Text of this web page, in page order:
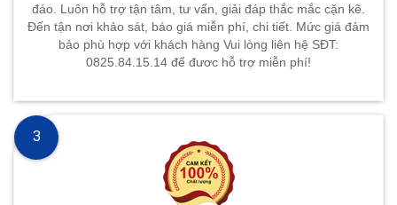
đáo. Luôn hỗ trợ tận tâm, tư vấn, giải đáp thắc mắc cặn kẽ.
Đến tận nơi khảo sát, báo giá miễn phí, chi tiết. Mức giá đảm
bảo phù hợp với khách hàng Vui lòng liên hệ SĐT:
0825.84.15.14 để đươc hỗ trợ miễn phí!
3